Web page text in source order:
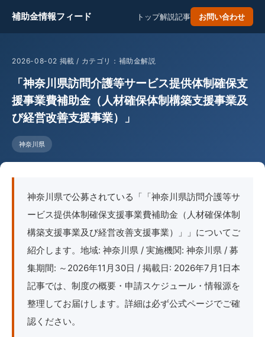
補助金情報フィード トップ解説記事 お問い合わせ
2026-08-02 掲載 / カテゴリ：補助金解説
「神奈川県訪問介護等サービス提供体制確保支
援事業費補助金（人材確保体制構築支援事業及
び経営改善支援事業）」
神奈川県
神奈川県で公募されている「「神奈川県訪問介護等サ
ービス提供体制確保支援事業費補助金（人材確保体制
構築支援事業及び経営改善支援事業）」」についてご
紹介します。地域: 神奈川県 / 実施機関: 神奈川県 / 募
集期間: ～2026年11月30日 / 掲載日: 2026年7月1日本
記事では、制度の概要・申請スケジュール・情報源を
整理してお届けします。詳細は必ず公式ページでご確
認ください。